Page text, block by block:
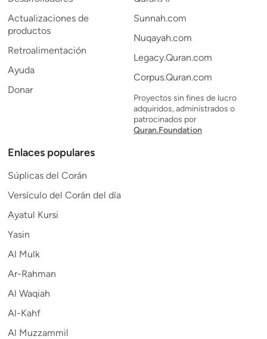
Actualizaciones de
productos
Retroalimentación
Ayuda
Donar
Sunnah.com
Nuqayah.com
Legacy.Quran.com
Corpus.Quran.com
Proyectos sin fines de lucro
adquiridos, administrados o
patrocinados por
Quran.Foundation
Enlaces populares
Súplicas del Corán
Versículo del Corán del día
Ayatul Kursi
Yasin
Al Mulk
Ar-Rahman
Al Waqiah
Al-Kahf
Al Muzzammil